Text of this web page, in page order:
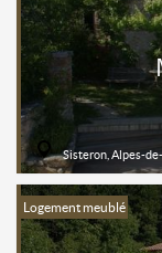
Sisteron, Alpes-
Logement meublé